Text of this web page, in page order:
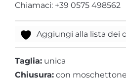
Chiamaci: +39 0575 498562
Aggiungi alla lista dei
Taglia: unica
Chiusura: con moschettone